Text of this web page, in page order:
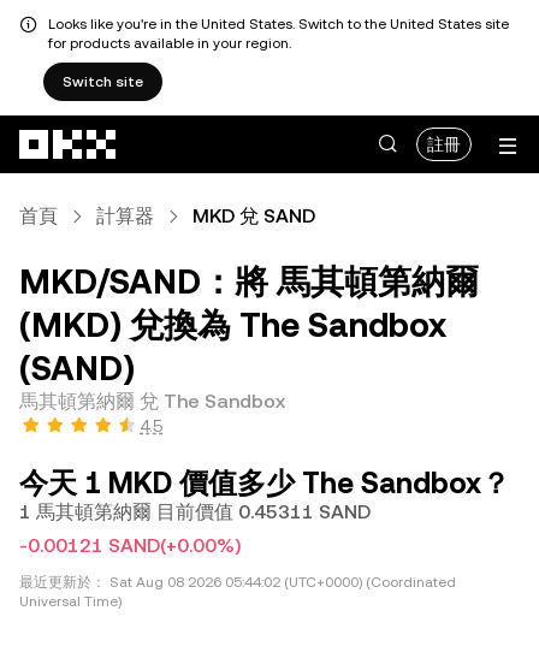
Looks like you're in the United States. Switch to the United States site
for products available in your region.
Switch site
註冊
首頁 計算器 MKD 兌 SAND
MKD/SAND：將 馬其頓第納爾
(MKD) 兌換為 The Sandbox
(SAND)
馬其頓第納爾 兌 The Sandbox
4.5
今天 1 MKD 價值多少 The Sandbox？
1 馬其頓第納爾 目前價值 0.45311 SAND
-0.00121 SAND(+0.00%)
最近更新於：
Sat Aug 08 2026 05:44:02 (UTC+0000) (Coordinated
Universal Time)